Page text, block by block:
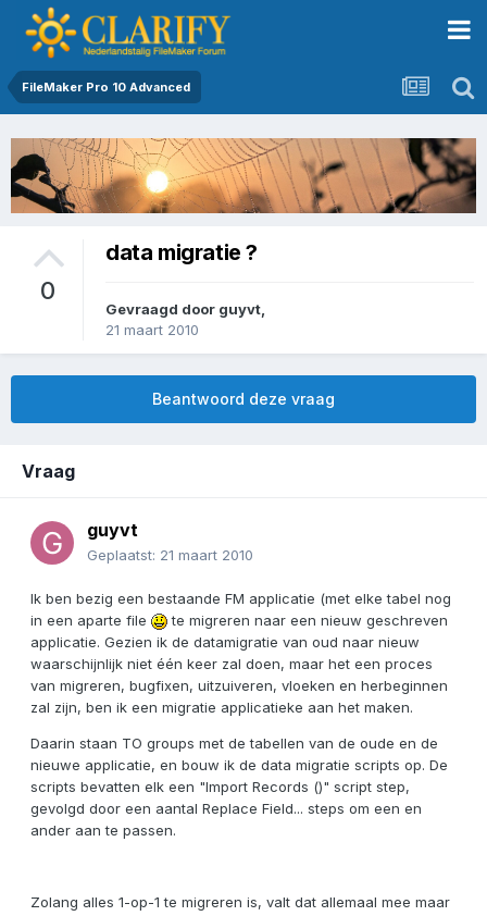
FileMaker Pro 10 Advanced
0
data migratie ?
Gevraagd door guyvt
21 maart 2010
Beantwoord deze vraag
Vraag
guyvt
Geplaatst: 21 maart 2010
Ik ben bezig een bestaande FM applicatie (met elke tabel nog
in een aparte file
te migreren naar een nieuw geschreven
applicatie. Gezien ik de datamigratie van oud naar nieuw
waarschijnlijk niet één keer zal doen, maar het een proces
van migreren, bugfixen, uitzuiveren, vloeken en herbeginnen
zal zijn, ben ik een migratie applicatieke aan het maken.
Daarin staan TO groups met de tabellen van de oude en de
nieuwe applicatie, en bouw ik de data migratie scripts op. De
scripts bevatten elk een "Import Records ()" script step,
gevolgd door een aantal Replace Field... steps om een en
ander aan te passen.
Zolang alles 1-op-1 te migreren is, valt dat allemaal mee maar